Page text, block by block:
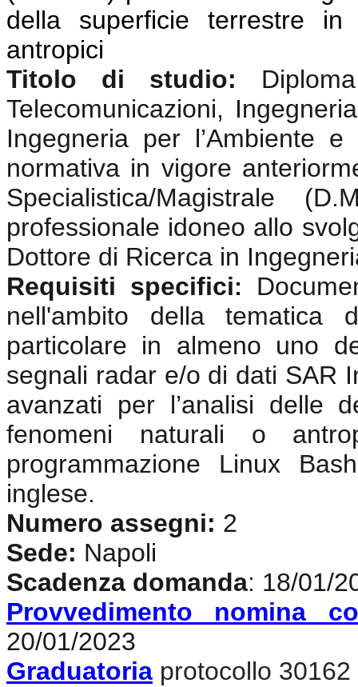
della superficie terrestre
antropici
Titolo di studio:
Telecomunicazioni,
Ingegneria per l’Ambiente
normativa in vigore
Specialistica/Magistrale
professionale idoneo allo
Dottore di Ricerca in
Requisiti specifici:
nell'ambito della
particolare in almeno uno
segnali radar e/o di dati SAR
avanzati per l’analisi delle
fenomeni naturali o
programmazione Linux
inglese.
Numero assegni: 2
Sede: Napoli
Scadenza domanda: 18/01/
Provvedimento nomina
20/01/2023
Graduatoria protocollo